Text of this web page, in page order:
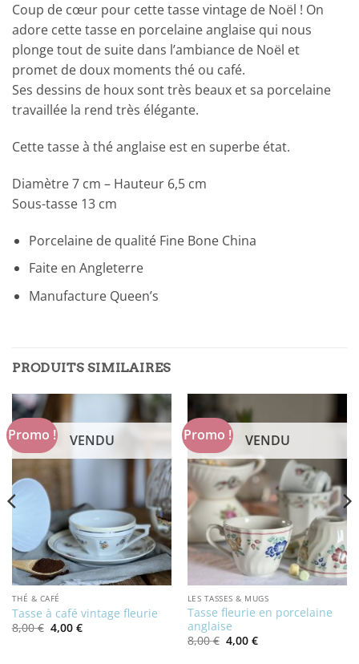
Coup de cœur pour cette tasse vintage de Noël ! On
adore cette tasse en porcelaine anglaise qui nous
plonge tout de suite dans l’ambiance de Noël et
promet de doux moments thé ou café.
Ses dessins de houx sont très beaux et sa porcelaine
travaillée la rend très élégante.
Cette tasse à thé anglaise est en superbe état.
Diamètre 7 cm – Hauteur 6,5 cm
Sous-tasse 13 cm
Porcelaine de qualité Fine Bone China
Faite en Angleterre
Manufacture Queen’s
PRODUITS SIMILAIRES
Promo ! VENDU
THÉ & CAFÉ
Tasse à café vintage fleurie
8,00€ Le
prix
4,00 €Le
prix
Promo ! VENDU
LES TASSES & MUGS
Tasse fleurie en porcelaine
anglaise
8,00€ Le
prix
4,00 €Le